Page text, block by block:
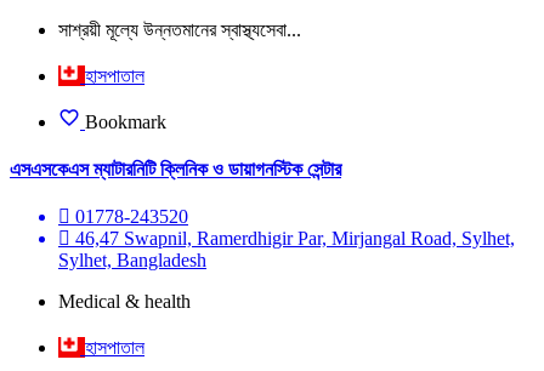
সাশ্রয়ী মূল্যে উন্নতমানের স্বাস্থ্যসেবা...
হাসপাতাল
Bookmark
এসএসকেএস ম্যাটারনিটি ক্লিনিক ও ডায়াগনস্টিক সেন্টার
01778-243520
46,47 Swapnil, Ramerdhigir Par, Mirjangal Road, Sylhet,
Sylhet, Bangladesh
Medical & health
হাসপাতাল